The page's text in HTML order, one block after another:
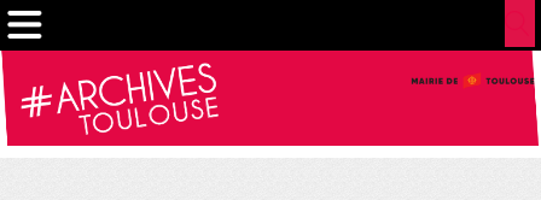
Gestion de vos préférences sur les cookies